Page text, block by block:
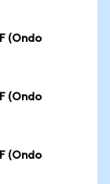
(Ondo
(Ondo
(Ondo